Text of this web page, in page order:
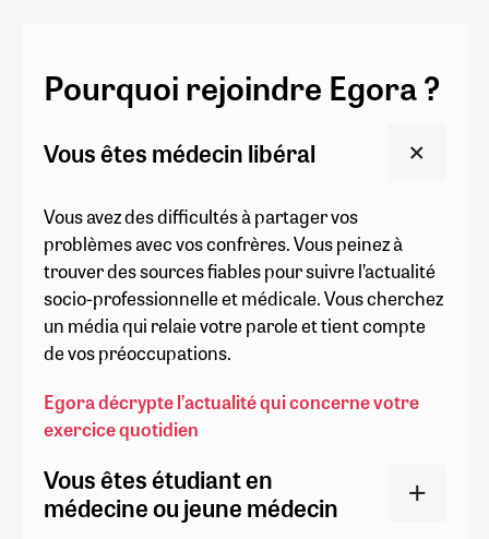
Pourquoi rejoindre Egora ?
Vous êtes médecin libéral
Vous avez des difficultés à partager vos
problèmes avec vos confrères. Vous peinez à
trouver des sources fiables pour suivre l’actualité
socio-professionnelle et médicale. Vous cherchez
un média qui relaie votre parole et tient compte
de vos préoccupations.
Egora décrypte l’actualité qui concerne votre
exercice quotidien
Vous êtes étudiant en
médecine ou jeune médecin